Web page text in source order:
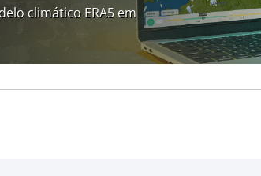
climático ERA5 em